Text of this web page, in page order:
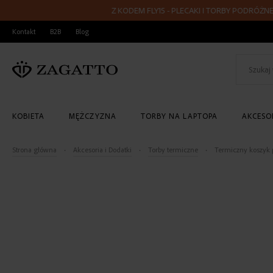
Z KODEM FLY15 - PLECAKI I TORBY PODRÓŻNE
PRZEJDŹ
DO
Kontakt B2B Blog
KOBIETA MĘŻCZYZNA TORBY NA LAPTOPA
Strona główna Akcesoria i Dodatki Torby termiczne Termiczny koszyk